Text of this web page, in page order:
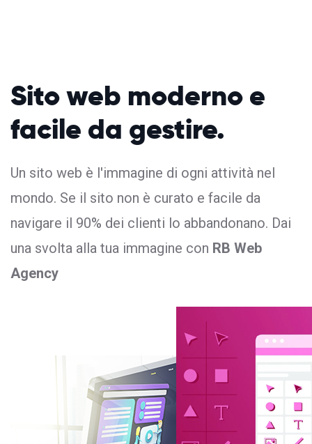
Sito web modernoe
facile da gestire.
Un sito web è l'immagine di ogni attività nel
mondo. Se il sito non è curato e facile da
navigare il 90% dei clienti lo abbandonano. Dai
una svolta alla tua immagine con RB Web
Agency